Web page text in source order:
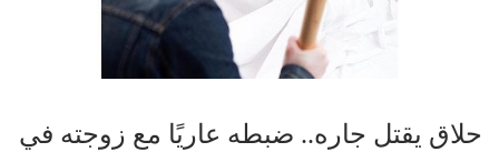
حلاق يقتل جاره.. ضبطه عاريًا مع زوجته في